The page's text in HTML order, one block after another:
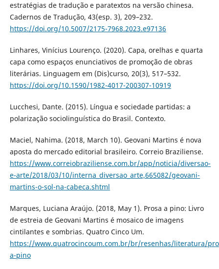
estratégias de tradução e paratextos na versão chinesa.
Cadernos de Tradução, 43(esp. 3), 209–232.
https://doi.org/10.5007/2175-7968.2023.e97136
Linhares, Vinícius Lourenço. (2020). Capa, orelhas e quarta
capa como espaços enunciativos de promoção de obras
literárias. Linguagem em (Dis)curso, 20(3), 517–532.
https://doi.org/10.1590/1982-4017-200307-10919
Lucchesi, Dante. (2015). Língua e sociedade partidas: a
polarização sociolinguística do Brasil. Contexto.
Maciel, Nahima. (2018, March 10). Geovani Martins é nova
aposta do mercado editorial brasileiro. Correio Braziliense.
https://www.correiobraziliense.com.br/app/noticia/diversao-
e-arte/2018/03/10/interna_diversao_arte,665082/geovani-
martins-o-sol-na-cabeca.shtml
Marques, Luciana Araújo. (2018, May 1). Prosa a pino: Livro
de estreia de Geovani Martins é mosaico de imagens
cintilantes e sombrias. Quatro Cinco Um.
https://www.quatrocincoum.com.br/br/resenhas/literatura/
a-pino